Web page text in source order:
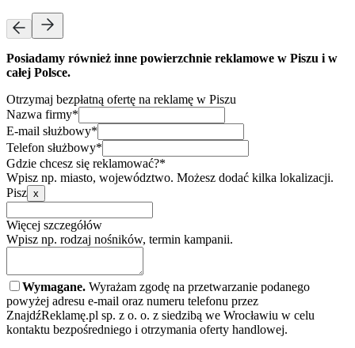
Posiadamy również inne powierzchnie reklamowe w Piszu i w
całej Polsce.
Otrzymaj bezpłatną ofertę na reklamę w Piszu
Nazwa firmy*
E-mail służbowy*
Telefon służbowy*
Gdzie chcesz się reklamować?*
Wpisz np. miasto, województwo. Możesz dodać kilka lokalizacji.
Pisz x
Więcej szczegółów
Wpisz np. rodzaj nośników, termin kampanii.
Wymagane. Wyrażam zgodę na przetwarzanie podanego
powyżej adresu e-mail oraz numeru telefonu przez
ZnajdźReklamę.pl sp. z o. o. z siedzibą we Wrocławiu w celu
kontaktu bezpośredniego i otrzymania oferty handlowej.